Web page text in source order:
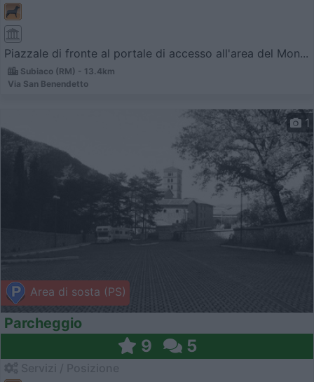
Piazzale di fronte al portale di accesso all'area del Mon...
Subiaco (RM) - 13.4km
Via San Benendetto
Area di sosta (PS)
1
Parcheggio
9 5